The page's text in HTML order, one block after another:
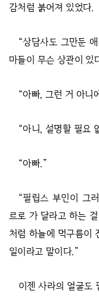
감처럼 붉어져 있었다.
“상담사도 그만둔
마들이 무슨 상관이 있
“아빠, 그런 거 아니
“아니, 설명할 필요
“아빠.”
“필립스 부인이 그
르로 가 달라고 하는
처럼 하늘에 먹구름이
일이라고 말이다.”
이젠 사라의 얼굴도